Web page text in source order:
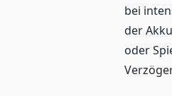
bei
der
oder